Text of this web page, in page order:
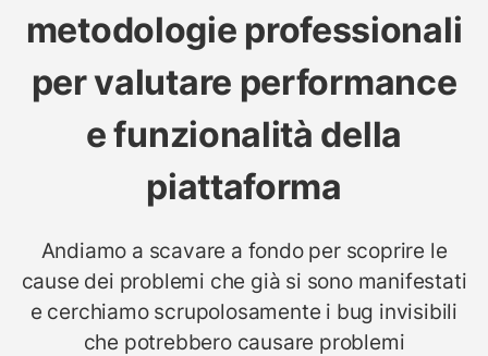
metodologie professionali
per valutare performance
e funzionalità della
piattaforma
Andiamo a scavare a fondo per scoprire le
cause dei problemi che già si sono manifestati
e cerchiamo scrupolosamente i bug invisibili
che potrebbero causare problemi